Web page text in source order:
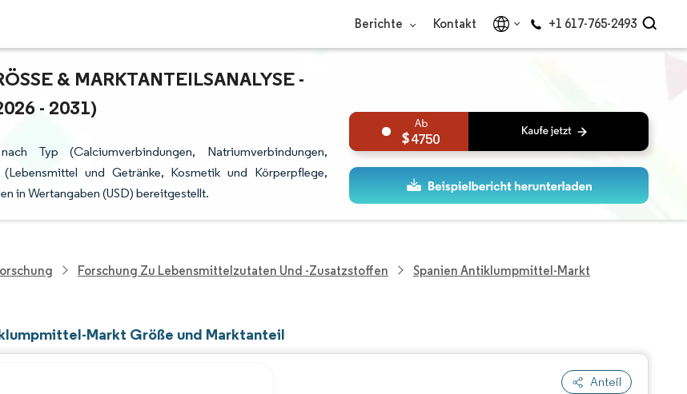
Berichte Kontakt +1 617-765-2493
& MARKTANTEILSANALYSE - W
- 2031)
Typ (Calciumverbindungen, Natriumverbindungen,
und Getränke, Kosmetik und Körperpflege,
in Wertangaben (USD) bereitgestellt.
4750
Forschung Zu Lebensmittelzutaten Und -zusatzstoffen Spanien Antiklumpmittel-Markt
Markt Größe und Marktanteil
Anteil